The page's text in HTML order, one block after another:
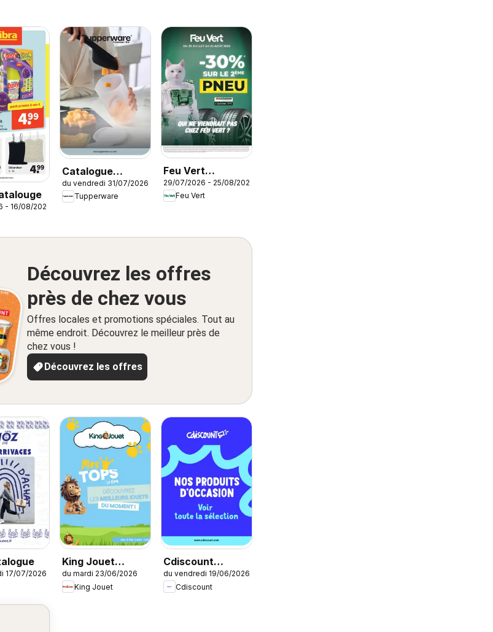
- 16/08/2026
Catalogue
Tupperware Été
du vendredi 31/07/2026
Tupperware
Feu Vert
catalogue
29/07/2026 - 25/08/2026
Feu Vert
Découvrez les offres
près de chez vous
Offres locales et promotions spéciales. Tout au
même endroit. Découvrez le meilleur près de
chez vous !
Découvrez les offres
17/07/2026
King Jouet
catalogue
du mardi 23/06/2026
King Jouet
Cdiscount
catalogue
du vendredi 19/06/2026
Cdiscount